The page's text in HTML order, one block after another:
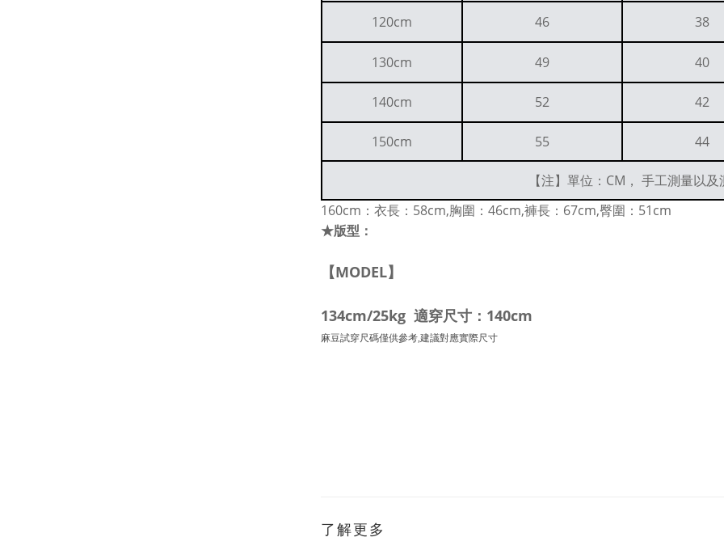
120cm 46 38
130cm 49 40
140cm 52 42
150cm 55 44
【注】單位：CM， 手工測量以
160cm：衣長：58cm,胸圍：46cm,褲長：67cm,臀圍：51cm
★版型：
【MODEL】
134cm/25kg 適穿尺寸：140cm
麻豆試穿尺碼僅供參考,建議對應實際尺寸
了解更多